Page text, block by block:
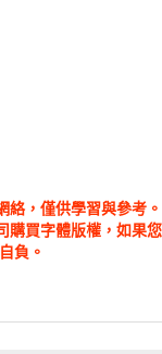
絡，僅供學習與參考。
購買字體版權，如果您
負。